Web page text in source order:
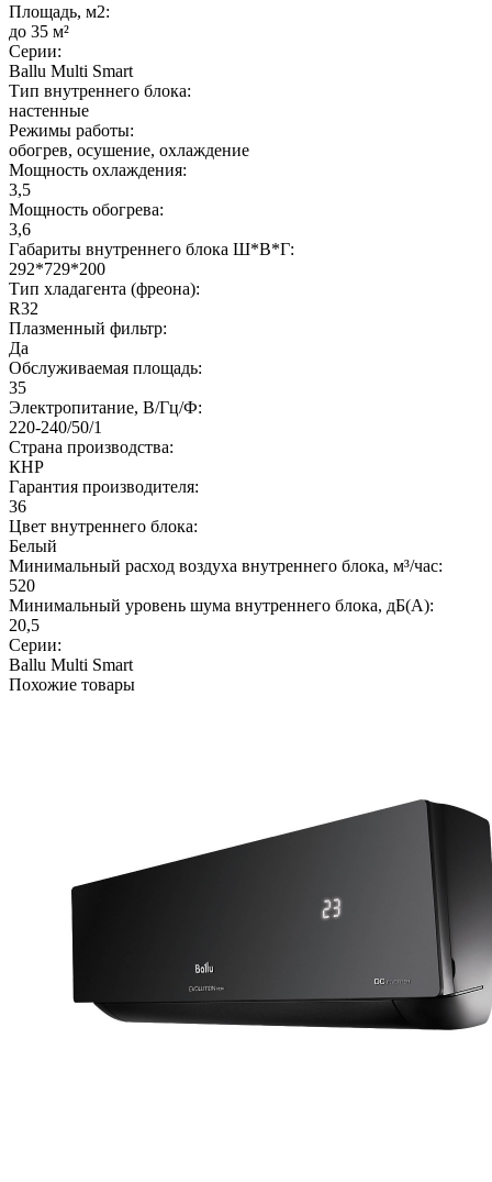
Площадь, м2:
до 35 м²
Серии:
Ballu Multi Smart
Тип внутреннего блока:
настенные
Режимы работы:
обогрев, осушение, охлаждение
Мощность охлаждения:
3,5
Мощность обогрева:
3,6
Габариты внутреннего блока Ш*В*Г:
292*729*200
Тип хладагента (фреона):
R32
Плазменный фильтр:
Да
Обслуживаемая площадь:
35
Электропитание, В/Гц/Ф:
220-240/50/1
Страна производства:
КНР
Гарантия производителя:
36
Цвет внутреннего блока:
Белый
Минимальный расход воздуха внутреннего блока, м³/час:
520
Минимальный уровень шума внутреннего блока, дБ(А):
20,5
Серии:
Ballu Multi Smart
Похожие товары